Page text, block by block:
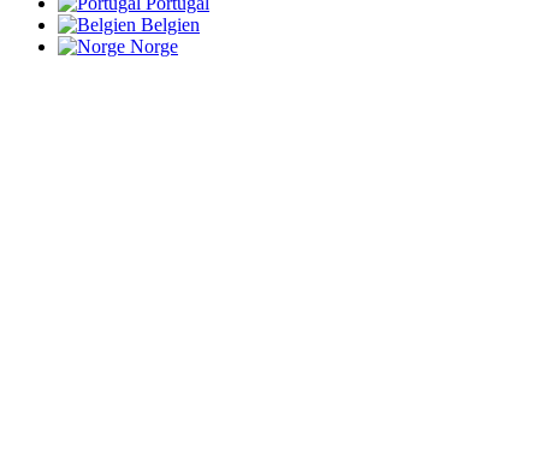
Belgien
Norge